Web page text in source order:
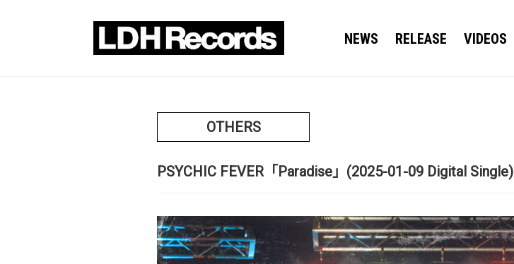
NEWS RELEASE VIDEOS
OTHERS
PSYCHIC FEVER「Paradise」(2025-01-09 Digital Single)